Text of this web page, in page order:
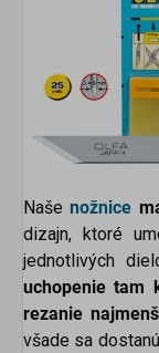
Našenožnice
dizajn, ktoré
jednotlivých
uchopenie tam
rezanie
všade sa